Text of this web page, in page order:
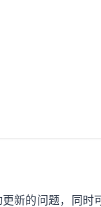
新的问题，同时